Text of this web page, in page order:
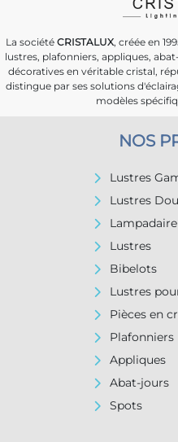
La société CRISTALUX, créée en
lustres, plafonniers, appliques,
décoratives en véritable cristal,
distingue par ses solutions
modèles
NOS
Lustres
Lustres
Lampadaire
Lustres
Bibelots
Lustres
Pièces en
Plafonniers
Appliques
Abat-jours
Spots